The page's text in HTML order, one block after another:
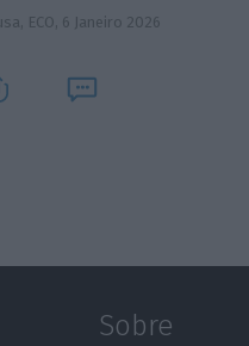
ECO, 6 Janeiro 2026
Sobre